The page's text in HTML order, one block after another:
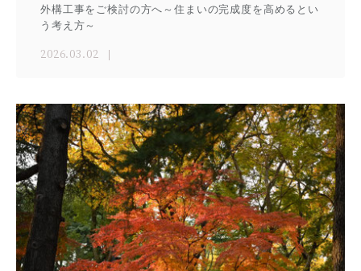
外構工事をご検討の方へ～住まいの完成度を高めるとい
う考え方～
2026.03.02